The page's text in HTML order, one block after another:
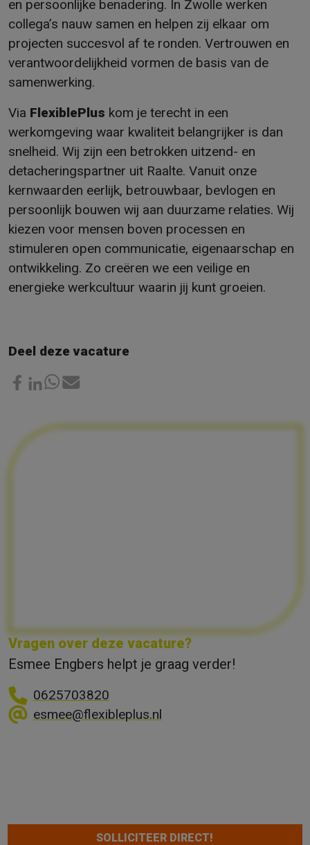
en persoonlijke benadering. In Zwolle werken
collega’s nauw samen en helpen zij elkaar om
projecten succesvol af te ronden. Vertrouwen en
verantwoordelijkheid vormen de basis van de
samenwerking.
Via FlexiblePlus kom je terecht in een
werkomgeving waar kwaliteit belangrijker is dan
snelheid. Wij zijn een betrokken uitzend- en
detacheringspartner uit Raalte. Vanuit onze
kernwaarden eerlijk, betrouwbaar, bevlogen en
persoonlijk bouwen wij aan duurzame relaties. Wij
kiezen voor mensen boven processen en
stimuleren open communicatie, eigenaarschap en
ontwikkeling. Zo creëren we een veilige en
energieke werkcultuur waarin jij kunt groeien.
Deel deze vacature
Vragen over deze vacature?
Esmee Engbers helpt je graag verder!
0625703820
esmee@flexibleplus.nl
SOLLICITEER DIRECT!